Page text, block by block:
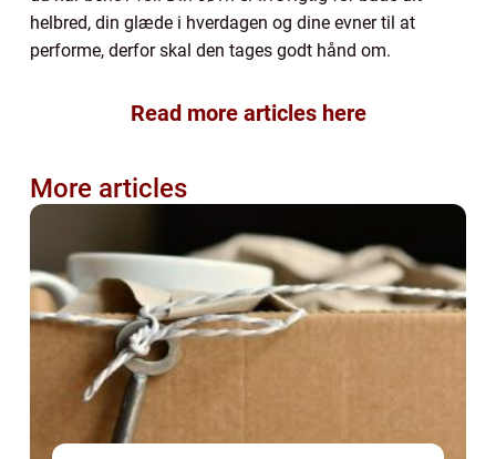
helbred, din glæde i hverdagen og dine evner til at
performe, derfor skal den tages godt hånd om.
Read more articles here
More articles